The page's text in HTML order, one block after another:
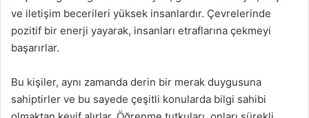
ve iletişim becerileri yüksek insanlardır. Çevrelerinde
pozitif bir enerji yayarak, insanları etraflarına çekmeyi
başarırlar.
Bu kişiler, aynı zamanda derin bir merak duygusuna
sahiptirler ve bu sayede çeşitli konularda bilgi sahibi